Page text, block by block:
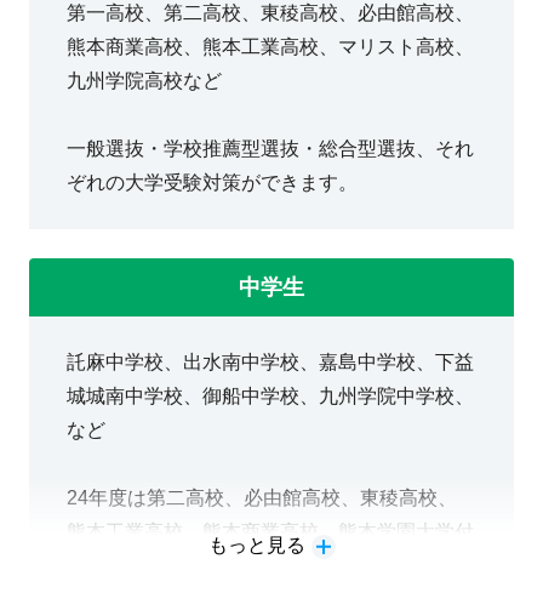
第一高校、第二高校、東稜高校、必由館高校、
熊本商業高校、熊本工業高校、マリスト高校、
九州学院高校など
一般選抜・学校推薦型選抜・総合型選抜、それ
ぞれの大学受験対策ができます。
中学生
託麻中学校、出水南中学校、嘉島中学校、下益
城城南中学校、御船中学校、九州学院中学校、
など
24年度は第二高校、必由館高校、東稜高校、
熊本工業高校、熊本商業高校、熊本学園大学付
もっと見る